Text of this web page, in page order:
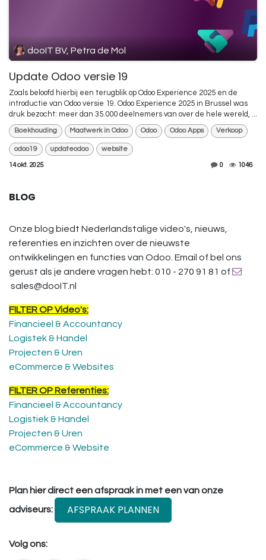
dooIT BV, Petra de Mol
Update Odoo versie 19
Zoals beloofd hierbij een terugblik op Odoo Experience 2025 en de
introductie van Odoo versie 19. Odoo Experience 2025 in Brussel was
druk bezocht: meer dan 35.000 deelnemers van over de hele wereld, ...
Boekhouding Maatwerk in Odoo Odoo Odoo Apps Verkoop
odoo19 updateodoo website
14 okt. 2025 0 1046
BLOG
Onze blog biedt Nederlandstalige video's, nieuws,
referenties en inzichten over de nieuwste
ontwikkelingen en functies van Odoo. Email of bel ons
gerust als je andere vragen hebt: 010 - 270 91 81 of
sales@dooIT.nl
FILTER OP Video's:
Financieel & Accountancy
Logistek & Handel
Projecten & Uren
eCommerce & Websites
FILTER OP Referenties:
Financieel & Accountancy
Logistiek & Handel
Projecten & Uren
eCommerce & Website
Plan hier direct een afspraak in met een van onze
adviseurs:
AFSPRAAK PLANNEN
Volg ons: